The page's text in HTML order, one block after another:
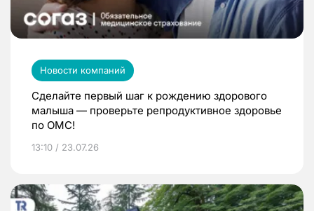
Новости компаний
Сделайте первый шаг к рождению здорового
малыша — проверьте репродуктивное здоровье
по ОМС!
13:10 / 23.07.26